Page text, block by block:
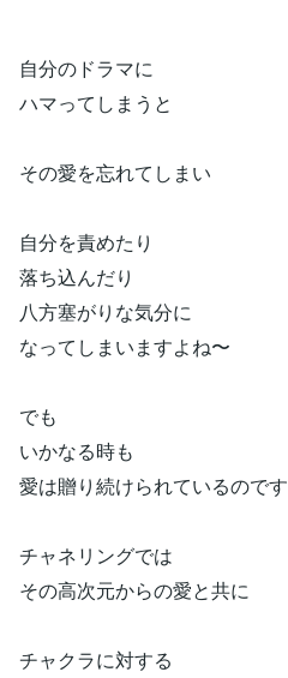
自分のドラマに
ハマってしまうと
その愛を忘れてしまい
自分を責めたり
落ち込んだり
八方塞がりな気分に
なってしまいますよね〜
でも
いかなる時も
愛は贈り続けられているのです
チャネリングでは
その高次元からの愛と共に
チャクラに対する